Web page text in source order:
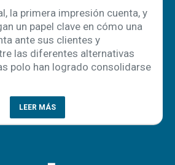
la primera impresión cuenta, y
un papel clave en cómo una
ante sus clientes y
las diferentes alternativas
polo han logrado consolidarse
LEER MÁS